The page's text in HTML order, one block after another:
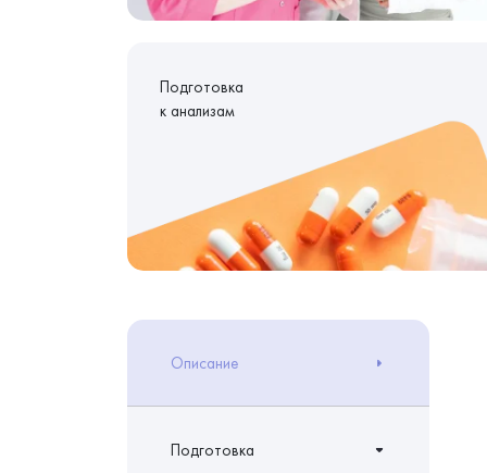
Подготовка
к анализам
Описание
Подготовка